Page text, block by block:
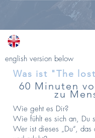
english version below
Was ist "The
60 Minuten
zu
Wie geht es Dir?
Wie fühlt es sich an, Du
Wer ist dieses „Du“,